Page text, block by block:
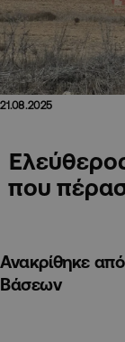
21.08.2025
που
Ανακρίθηκε
Βάσεων